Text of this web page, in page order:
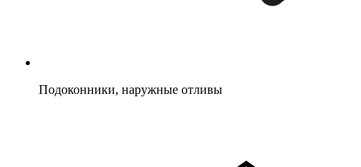
Подоконники, наружные отливы